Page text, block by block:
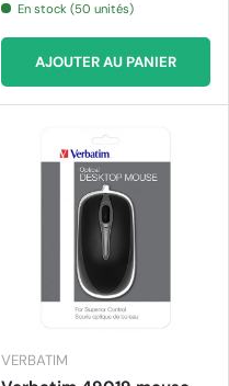
En stock (50 unités)
AJOUTER AU PANIER
VERBATIM